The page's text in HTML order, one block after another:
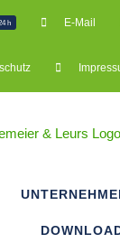
h E-Mail